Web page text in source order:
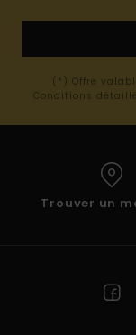
(*) Offre
Conditions
Trouver un